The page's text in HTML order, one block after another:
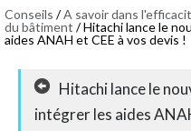
Conseils /A savoir dans
du bâtiment / Hitachi lance le
aides ANAH et CEE à vos devis !
Hitachi lance le
intégrer les aides